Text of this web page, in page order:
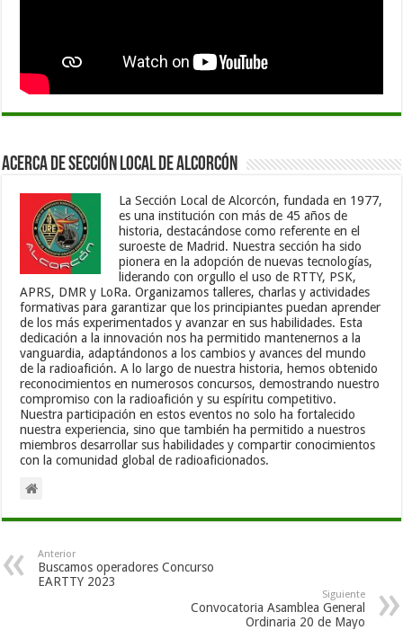
Acerca de Sección Local de Alcorcón
La Sección Local de Alcorcón, fundada en 1977,
es una institución con más de 45 años de
historia, destacándose como referente en el
suroeste de Madrid. Nuestra sección ha sido
pionera en la adopción de nuevas tecnologías,
liderando con orgullo el uso de RTTY, PSK,
APRS, DMR y LoRa. Organizamos talleres, charlas y actividades
formativas para garantizar que los principiantes puedan aprender
de los más experimentados y avanzar en sus habilidades. Esta
dedicación a la innovación nos ha permitido mantenernos a la
vanguardia, adaptándonos a los cambios y avances del mundo
de la radioafición. A lo largo de nuestra historia, hemos obtenido
reconocimientos en numerosos concursos, demostrando nuestro
compromiso con la radioafición y su espíritu competitivo.
Nuestra participación en estos eventos no solo ha fortalecido
nuestra experiencia, sino que también ha permitido a nuestros
miembros desarrollar sus habilidades y compartir conocimientos
con la comunidad global de radioaficionados.
Anterior
Buscamos operadores Concurso
EARTTY 2023
Siguiente
Convocatoria Asamblea General
Ordinaria 20 de Mayo